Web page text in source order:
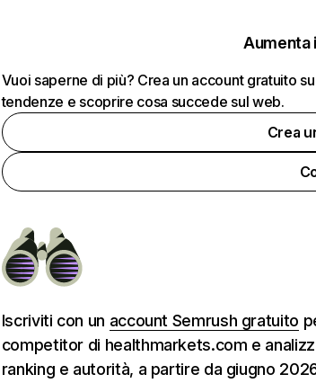
Aumenta
Vuoi saperne di più? Crea un account gratuito
tendenze e scoprire cosa succede sul web.
Crea
Iscriviti con un account Semrush gratuito
competitor di healthmarkets.com e
ranking e autorità, a partire da giugno